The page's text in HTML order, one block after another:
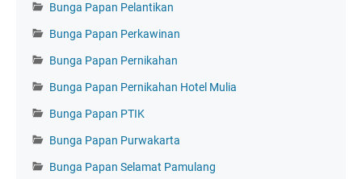
Bunga Papan Pelantikan
Bunga Papan Perkawinan
Bunga Papan Pernikahan
Bunga Papan Pernikahan Hotel Mulia
Bunga Papan PTIK
Bunga Papan Purwakarta
Bunga Papan Selamat Pamulang